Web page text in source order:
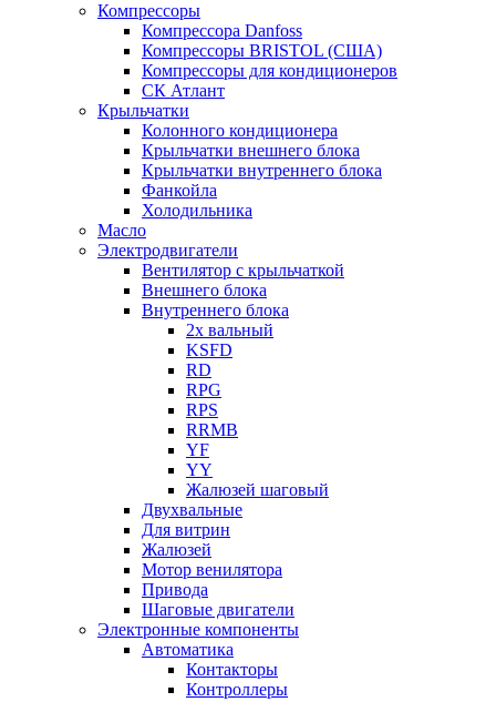
Компрессоры
Компрессора Danfoss
Компрессоры BRISTOL (США)
Компрессоры для кондиционеров
СК Атлант
Крыльчатки
Колонного кондиционера
Крыльчатки внешнего блока
Крыльчатки внутреннего блока
Фанкойла
Холодильника
Масло
Электродвигатели
Вентилятор с крыльчаткой
Внешнего блока
Внутреннего блока
2х вальный
KSFD
RD
RPG
RPS
RRMB
YF
YY
Жалюзей шаговый
Двухвальные
Для витрин
Жалюзей
Мотор венилятора
Привода
Шаговые двигатели
Электронные компоненты
Автоматика
Контакторы
Контроллеры